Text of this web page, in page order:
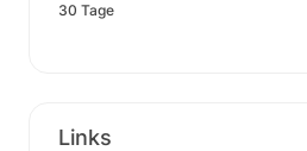
30 Tage
Links